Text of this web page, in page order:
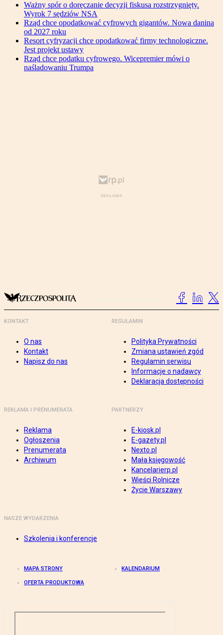
Ważny spór o doręczanie decyzji fiskusa rozstrzygnięty.
Wyrok 7 sędziów NSA
Rząd chce opodatkować cyfrowych gigantów. Nowa danina
od 2027 roku
Resort cyfryzacji chce opodatkować firmy technologiczne.
Jest projekt ustawy
Rząd chce podatku cyfrowego. Wicepremier mówi o
naśladowaniu Trumpa
KONTAKT
O nas
Kontakt
Napisz do nas
REGULAMIN
Polityka Prywatności
Zmiana ustawień zgód
Regulamin serwisu
Informacje o nadawcy
Deklaracja dostępności
REKLAMA I PRENUMERATA
Reklama
Ogłoszenia
Prenumerata
Archiwum
PARTNERZY
E-kiosk.pl
E-gazety.pl
Nexto.pl
Mała księgowość
Kancelarierp.pl
Wieści Rolnicze
Życie Warszawy
NASZE WYDARZENIA
Szkolenia i konferencje
MAPA STRONY KALENDARIUM
OFERTA PRODUKTOWA